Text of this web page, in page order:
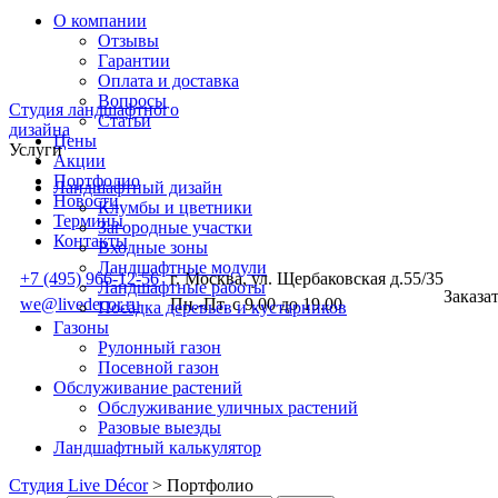
О компании
Отзывы
Гарантии
Оплата и доставка
Вопросы
Статьи
Цены
Акции
Портфолио
Новости
Термины
Контакты
+7 (495) 966-12-56
we@livedecor.ru
г. Москва, ул. Щербаковская д.55/35
Пн.-Пт. с 9.00 до 19.00
Студия ландшафтного
дизайна
Услуги
Ландшафтный дизайн
Клумбы и цветники
Загородные участки
Входные зоны
Ландшафтные модули
Ландшафтные работы
Посадка деревьев и кустарников
Газоны
Рулонный газон
Посевной газон
Обслуживание растений
Обслуживание уличных растений
Разовые выезды
Ландшафтный калькулятор
Студия Live Décor> Портфолио